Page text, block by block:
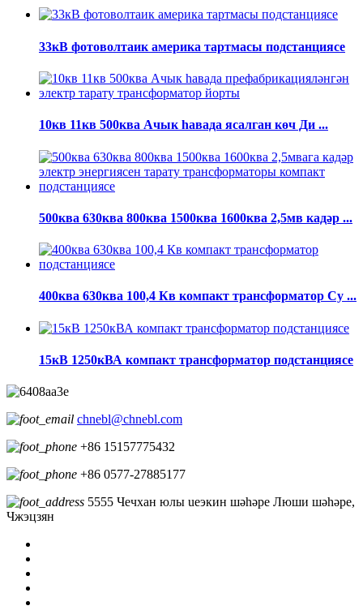
33кВ фотоволтаик америка тартмасы подстанциясе
10кв 11кв 500ква Ачык һавада ясалган көч Ди ...
500ква 630ква 800ква 1500ква 1600ква 2,5мв кадәр ...
400ква 630ква 100,4 Кв компакт трансформатор Су ...
15кВ 1250кВА компакт трансформатор подстанциясе
chnebl@chnebl.com
+86 15157775432
+86 0577-27885177
5555 Чечхан юлы ueэкин шәһәре Люши шәһәре,
Чжэцзян